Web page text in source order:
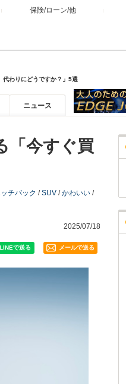
保険/ローン/他
代わりにどうですか？」5選
ニュース
「今すぐ買
チバック /SUV /かわいい /
2025/07/18
メールで送る